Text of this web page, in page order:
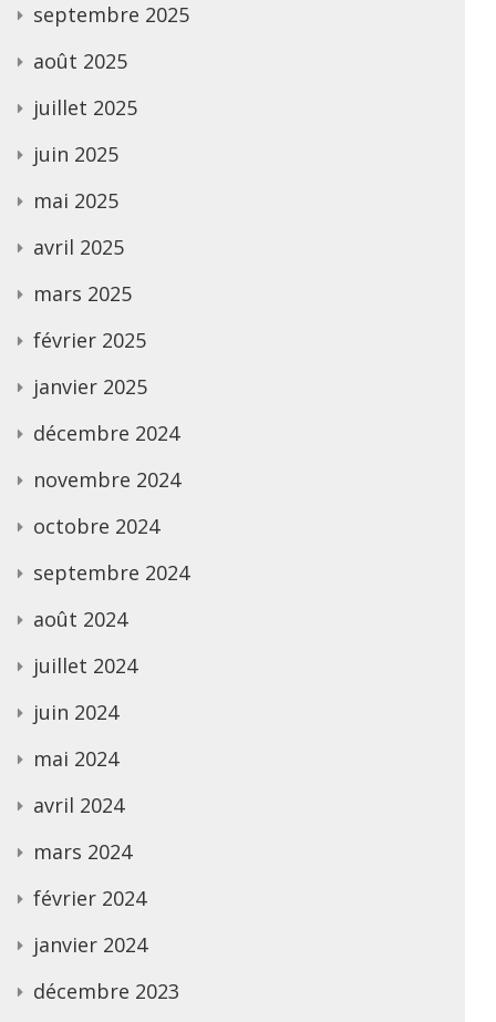
septembre 2025
août 2025
juillet 2025
juin 2025
mai 2025
avril 2025
mars 2025
février 2025
janvier 2025
décembre 2024
novembre 2024
octobre 2024
septembre 2024
août 2024
juillet 2024
juin 2024
mai 2024
avril 2024
mars 2024
février 2024
janvier 2024
décembre 2023